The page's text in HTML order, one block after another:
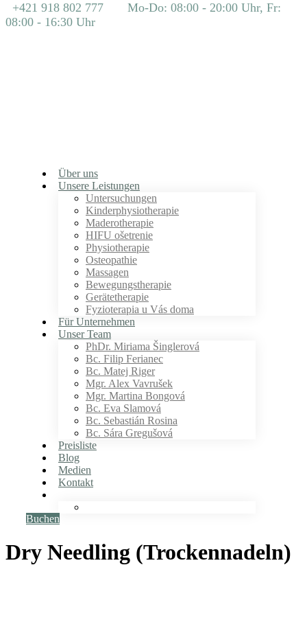
+421 918 802 777
Mo-Do: 08:00 - 20:00 Uhr, Fr:
08:00 - 16:30 Uhr
Über uns
Unsere Leistungen
Untersuchungen
Kinderphysiotherapie
Maderotherapie
HIFU ošetrenie
Physiotherapie
Osteopathie
Massagen
Bewegungstherapie
Gerätetherapie
Fyzioterapia u Vás doma
Für Unternehmen
Unser Team
PhDr. Miriama Šinglerová
Bc. Filip Ferianec
Bc. Matej Riger
Mgr. Alex Vavrušek
Mgr. Martina Bongová
Bc. Eva Slamová
Bc. Sebastián Rosina
Bc. Sára Gregušová
Preisliste
Blog
Medien
Kontakt
Buchen
Dry Needling (Trockennadeln)